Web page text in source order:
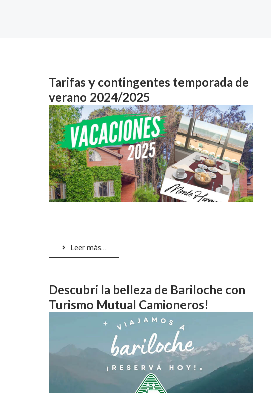
Tarifas y contingentes temporada de
verano 2024/2025
Leer más...
Descubri la belleza de Bariloche con
Turismo Mutual Camioneros!